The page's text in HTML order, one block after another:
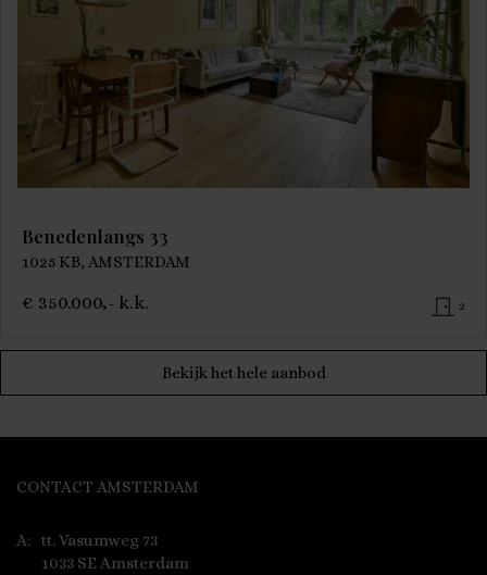
Bekijk het hele aanbod
Benedenlangs 33
1025 KB, AMSTERDAM
€ 350.000,- k.k. 2
CONTACT AMSTERDAM
A:
tt. Vasumweg 73
1033 SE Amsterdam